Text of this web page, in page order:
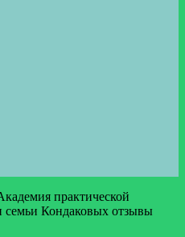
практической
семьи Кондаковых отзывы